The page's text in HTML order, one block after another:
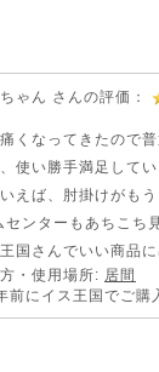
ゃん さんの評価：
くなってきたので
使い勝手満足してい
えば、肘掛けがも
センターもあちこち
国さんでいい商品
・使用場所: 居間
前にイス王国でご購